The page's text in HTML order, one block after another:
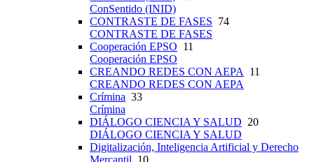
ConSentido (INID)
CONTRASTE DE FASES 74
CONTRASTE DE FASES
Cooperación EPSO 11
Cooperación EPSO
CREANDO REDES CON AEPA
11
CREANDO REDES CON AEPA
Crímina 33
Crímina
DIÁLOGO CIENCIA Y SALUD 20
DIÁLOGO CIENCIA Y SALUD
Digitalización, Inteligencia Artificial y Derecho